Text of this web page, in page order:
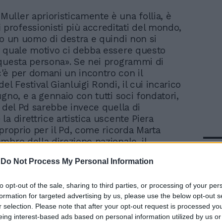
Do Not Process My Personal Information
opt-out of the sale, sharing to third parties, or processing of your
for targeted advertising by us, please use the below opt-out
selection. Please note that after your opt-out request is processed
interest-based ads based on personal information utilized by us
aprioristicamente è una follia, è
professionisti più accreditati del mondo,
un uomo di destra e quindi non si
motivo ci debba essere questo
persona». Se nei programmi di
per domani un incontro con il
Festival Gianluigi Rondi, il cui incarico
e a gennaio con tutti soci fondatori,
Pd sarebbe invece quella di
direttrice artistica uscente Piera
per il Pd, come ricorda Marta
della direzione nazionale, il
la presidente Polverini deve alla
in pericolo i bilanci dell'evento».
In